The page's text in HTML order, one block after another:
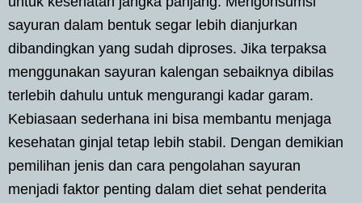
sayuran dalam bentuk segar lebih dianjurkan
dibandingkan yang sudah diproses. Jika terpaksa
menggunakan sayuran kalengan sebaiknya dibilas
terlebih dahulu untuk mengurangi kadar garam.
Kebiasaan sederhana ini bisa membantu menjaga
kesehatan ginjal tetap lebih stabil. Dengan demikian
pemilihan jenis dan cara pengolahan sayuran
menjadi faktor penting dalam diet sehat penderita